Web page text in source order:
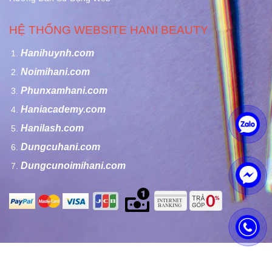
HỆ THỐNG WEBSITE HANI BEAUTY
Hanihuynh.com
Noimihani.com
Phunxamhani.com
Haniacademy.com
Hanilash.com
Dungcuhani.com
Dungcunoimihani.com